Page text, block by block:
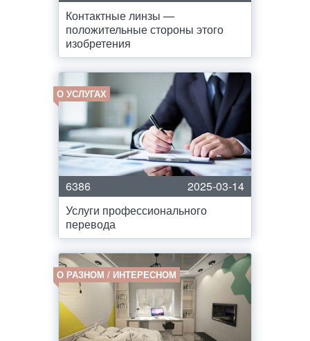
Контактные линзы —
положительные стороны этого
изобретения
О УСЛУГАХ
6386
2025-03-14
Услуги профессионального
перевода
О РАЗНОМ / ИНТЕРЕСНОМ